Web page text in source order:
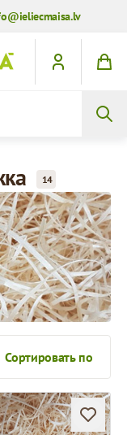
14
Сортировать по